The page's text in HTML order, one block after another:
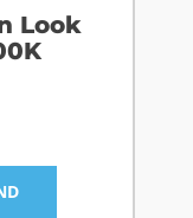
Look